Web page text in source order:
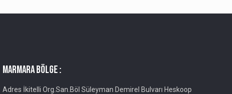
MARMARA BÖLGE :
Adres İkitelli Org.San.Böl Süleyman Demirel Bulvarı Heskoop